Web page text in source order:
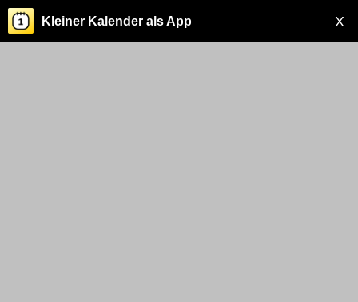
X
Kleiner Kalender als App